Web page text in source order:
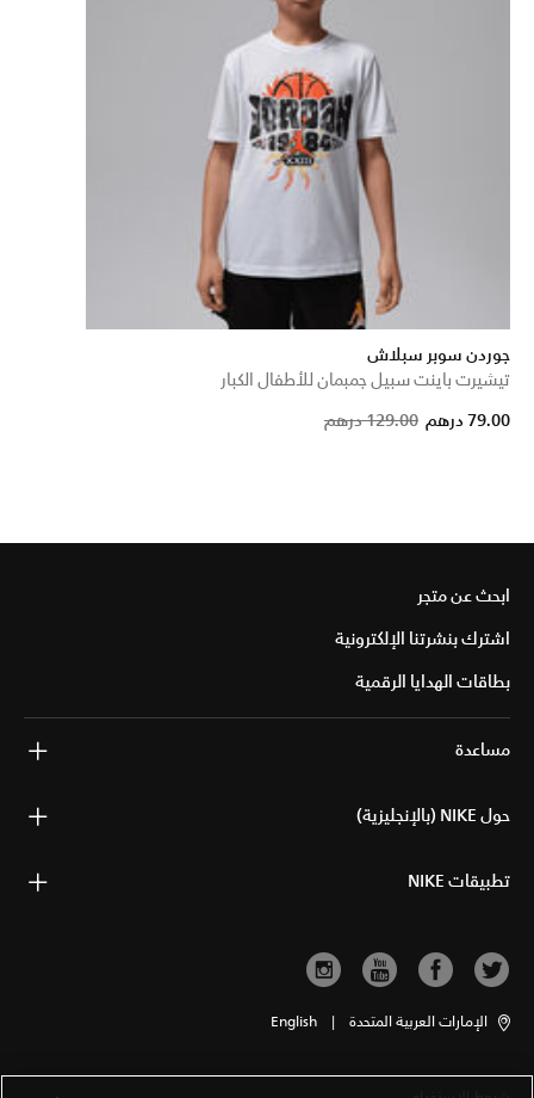
جوردن سوبر سبلاش
تيشيرت باينت سبيل جمبمان للأطفال الكبار
Price reduced129.00 درهم to 79.00 درهم
ابحث عن متجر
اشترك بنشرتنا الإلكترونية
بطاقات الهدايا الرقمية
مساعدة
حول NIKE (بالإنجليزية)
تطبيقات NIKE
الإمارات العربية المتحدة |
English